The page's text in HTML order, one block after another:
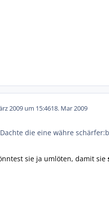
2009 um 15:4618. Mar 2009
Dachte die eine währe
sie ja umlöten, damit sie